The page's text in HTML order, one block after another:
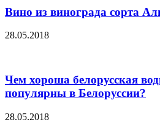
Вино из винограда сорта
28.05.2018
Чем хороша белорусская
популярны в Белоруссии?
28.05.2018